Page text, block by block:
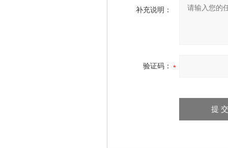
补充说明：
验证码：